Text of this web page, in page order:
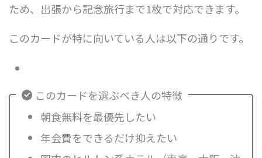
ため、出張から記念旅行まで1枚で対応できます。
このカードが特に向いている人は以下の通りです。
このカードを選ぶべき人の特徴
朝食無料を最優先したい
年会費をできるだけ抑えたい